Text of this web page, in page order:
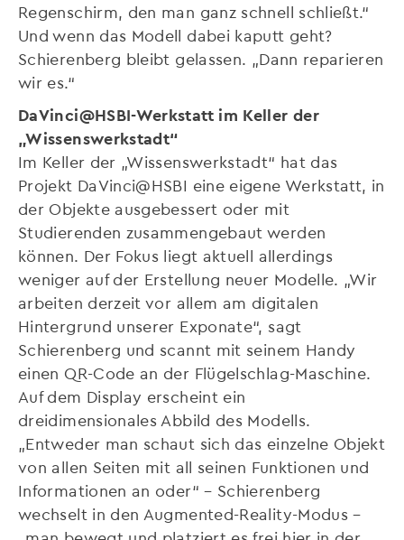
Regenschirm, den man ganz schnell schließt.“
Und wenn das Modell dabei kaputt geht?
Schierenberg bleibt gelassen. „Dann reparieren
wir es.“
DaVinci@HSBI-Werkstatt im Keller der
„Wissenswerkstadt“
Im Keller der „Wissenswerkstadt“ hat das
Projekt DaVinci@HSBI eine eigene Werkstatt, in
der Objekte ausgebessert oder mit
Studierenden zusammengebaut werden
können. Der Fokus liegt aktuell allerdings
weniger auf der Erstellung neuer Modelle. „Wir
arbeiten derzeit vor allem am digitalen
Hintergrund unserer Exponate“, sagt
Schierenberg und scannt mit seinem Handy
einen QR-Code an der Flügelschlag-Maschine.
Auf dem Display erscheint ein
dreidimensionales Abbild des Modells.
„Entweder man schaut sich das einzelne Objekt
von allen Seiten mit all seinen Funktionen und
Informationen an oder“ – Schierenberg
wechselt in den Augmented-Reality-Modus –